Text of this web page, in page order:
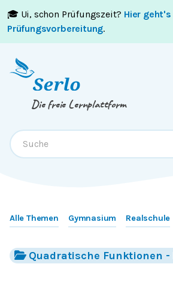
🎓 Ui, schon Prüfungszeit? Hier
Prüfungsvorbereitung.
Springe zumInhaltoderFooter
Die freie Lernplattform
Alle Themen Gymnasium Realschule
Quadratische Funktionen -